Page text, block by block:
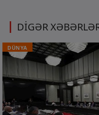
DİGƏR
DÜNYA